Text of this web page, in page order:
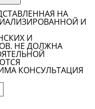
НА
И
И
НЕ ДОЛЖНА
КОНСУЛЬТАЦИЯ